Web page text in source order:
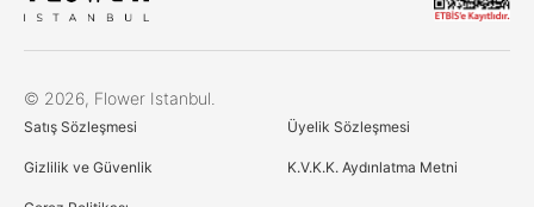
© 2026, Flower Istanbul.
Satış Sözleşmesi Üyelik Sözleşmesi
Gizlilik ve Güvenlik K.V.K.K. Aydınlatma Metni
Çerez Kullanımı
Birinci ve üçüncü kişi çerezlerini analiz amacıyla,
reklamlar göstermek için kullanıyoruz. Daha fazla bilgi için